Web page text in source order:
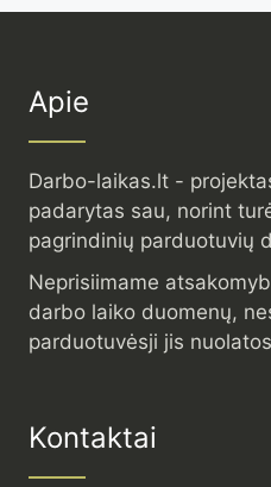
Apie
Darbo-laikas.lt -
padarytas sau, norint
pagrindinių parduotuvių
Neprisiimame
darbo laiko duomenų,
parduotuvėsji jis
Kontaktai